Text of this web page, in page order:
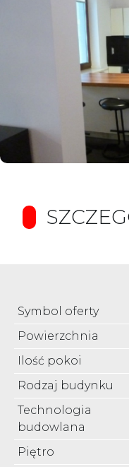
Symbol oferty
Powierzchnia
Ilość pokoi
Rodzaj budynku
Technologia
budowlana
Piętro